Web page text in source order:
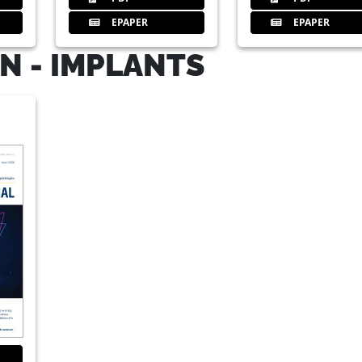
40 42nd international annual
Dr Georg Bach, Germany, Claudia
EPAPER
EPAPER
- IMPLANTS